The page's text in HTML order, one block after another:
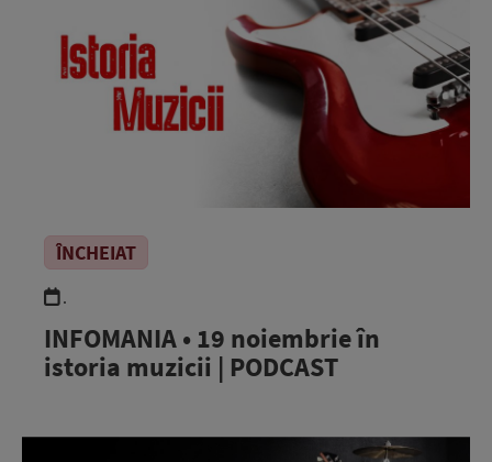
ÎNCHEIAT
.
INFOMANIA • 19 noiembrie în
istoria muzicii | PODCAST